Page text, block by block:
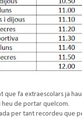
que fa extraescolars ja
heu de portar quelcom.
per tant recordeu que